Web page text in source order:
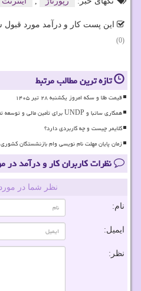
این پست کار و درآمد مورد
(0)
تازه ترین مطالب مرتبط
قیمت طلا و سکه امروز یکشنبه ۲۸ تیر ۱۴۰۵
همکاری ساتبا و UNDP برای تأمین مالی و توسعه تجدیدپذیرها
کلایمر چیست و چه کاربردی دارد؟
زمان پایان مهلت نام نویسی وام بازنشستگان کشوری
نظرات کاربران کار و درآمد در
نظر شما در
نام:
ایمیل:
نظر: